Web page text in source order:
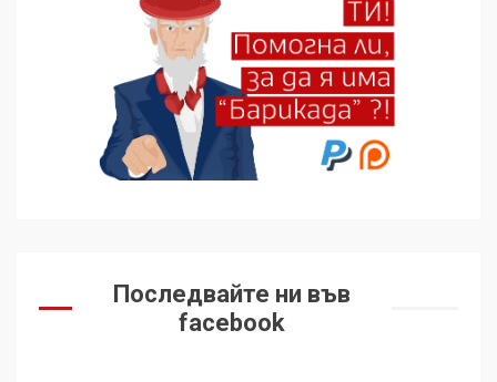
Последвайте ни във
facebook